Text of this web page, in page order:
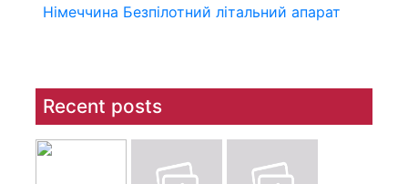
Німеччина Безпілотний літальний апарат
Recent posts